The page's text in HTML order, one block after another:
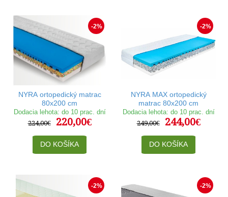
-2%
NYRA ortopedický matrac
80x200 cm
Dodacia lehota: do 10 prac. dní
224,00€
220,00€
DO KOŠÍKA
-2%
NYRA MAX ortopedický
matrac 80x200 cm
Dodacia lehota: do 10 prac. dní
249,00€
244,00€
DO KOŠÍKA
-2% -2%